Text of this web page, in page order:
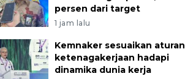
persen dari target
1 jam lalu
Kemnaker sesuaikan aturan
ketenagakerjaan hadapi
dinamika dunia kerja